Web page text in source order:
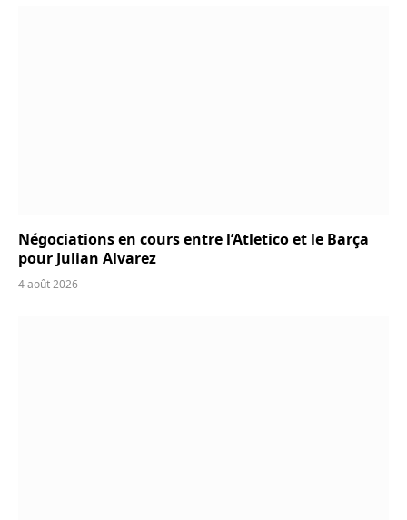
Négociations en cours entre l’Atletico et le Barça
pour Julian Alvarez
4 août 2026